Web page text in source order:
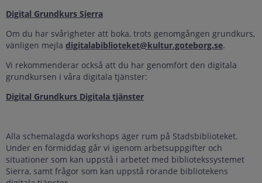
Digital Grundkurs Sierra
Om du har svårigheter att boka, trots genomgången grundkurs,
vänligen mejla digitalabiblioteket@kultur.goteborg.se.
Vi rekommenderar också att du har genomfört den digitala
grundkursen i våra digitala tjänster:
Digital Grundkurs Digitala tjänster
Alla schemalagda workshops äger rum på Stadsbiblioteket.
Under en förmiddag går vi igenom arbetsuppgifter och
situationer som kan uppstå i arbetet med bibliotekssystemet
Sierra, samt frågor som kan uppstå rörande bibliotekens